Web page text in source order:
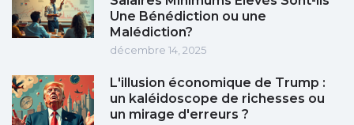
Une Bénédiction ou une
Malédiction?
décembre 14, 2025
L'illusion économique de Trump :
un kaléidoscope de richesses ou
un mirage d'erreurs ?